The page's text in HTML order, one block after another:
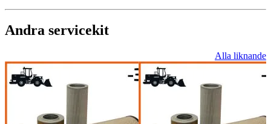
Andra servicekit
Alla liknande